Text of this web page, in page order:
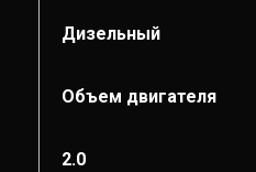
Дизельный
Объем двигателя
2.0